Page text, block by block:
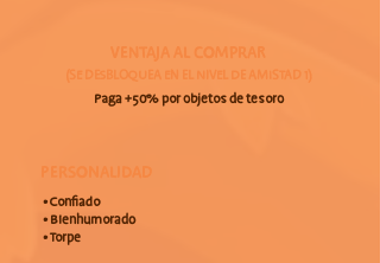
VENTAJA AL COMPRAR
(SE DESBLOQUEA EN EL NIVEL DE AMISTAD 1)
Paga +50% por objetos de tesoro
PERSONALIDAD
• Confiado
• Bienhumorado
• Torpe